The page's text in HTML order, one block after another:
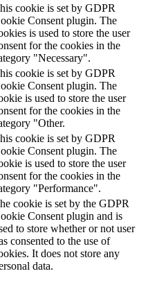
cookie is set by GDPR
Consent plugin. The
is used to store the user
for the cookies in the
"Necessary".
cookie is set by GDPR
Consent plugin. The
is used to store the user
for the cookies in the
"Other.
cookie is set by GDPR
Consent plugin. The
is used to store the user
for the cookies in the
"Performance".
cookie is set by the GDPR
Consent plugin and is
to store whether or not user
consented to the use of
It does not store any
data.